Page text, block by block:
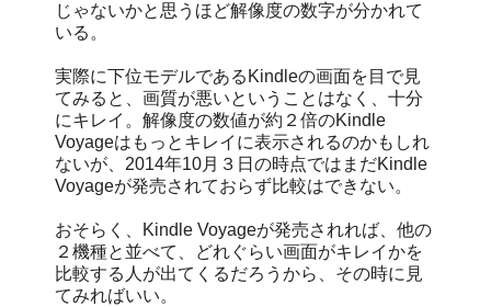
じゃないかと思うほど解像度の数字が分かれて
いる。
実際に下位モデルであるKindleの画面を目で見
てみると、画質が悪いということはなく、十分
にキレイ。解像度の数値が約２倍のKindle
Voyageはもっとキレイに表示されるのかもしれ
ないが、2014年10月３日の時点ではまだKindle
Voyageが発売されておらず比較はできない。
おそらく、Kindle Voyageが発売されれば、他の
２機種と並べて、どれぐらい画面がキレイかを
比較する人が出てくるだろうから、その時に見
てみればいい。